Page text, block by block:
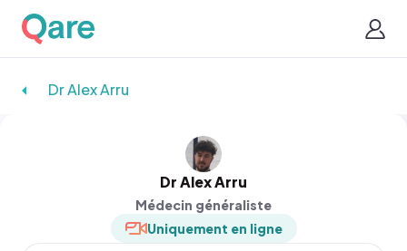
Dr Alex Arru
Dr Alex Arru
Médecin généraliste
Uniquement en ligne